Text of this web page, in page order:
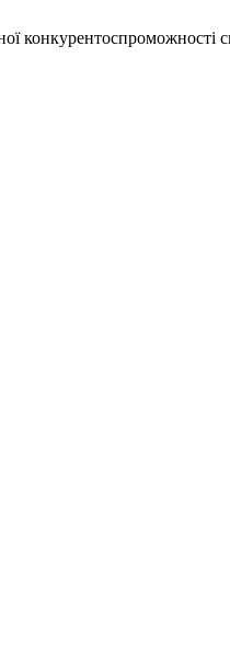
конкурентоспроможності